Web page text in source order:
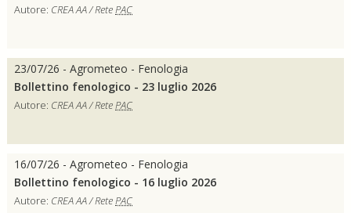
Autore: CREA AA / RetePAC
23/07/26 - Agrometeo - Fenologia
Bollettino fenologico - 23 luglio 2026
Autore: CREA AA / RetePAC
16/07/26 - Agrometeo - Fenologia
Bollettino fenologico - 16 luglio 2026
Autore: CREA AA / RetePAC